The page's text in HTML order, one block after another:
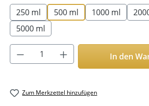
250 ml
500 ml 1000 ml
5000 ml
Produkt Anzahl: Gib den
In den
Zum Merkzettel hinzufügen